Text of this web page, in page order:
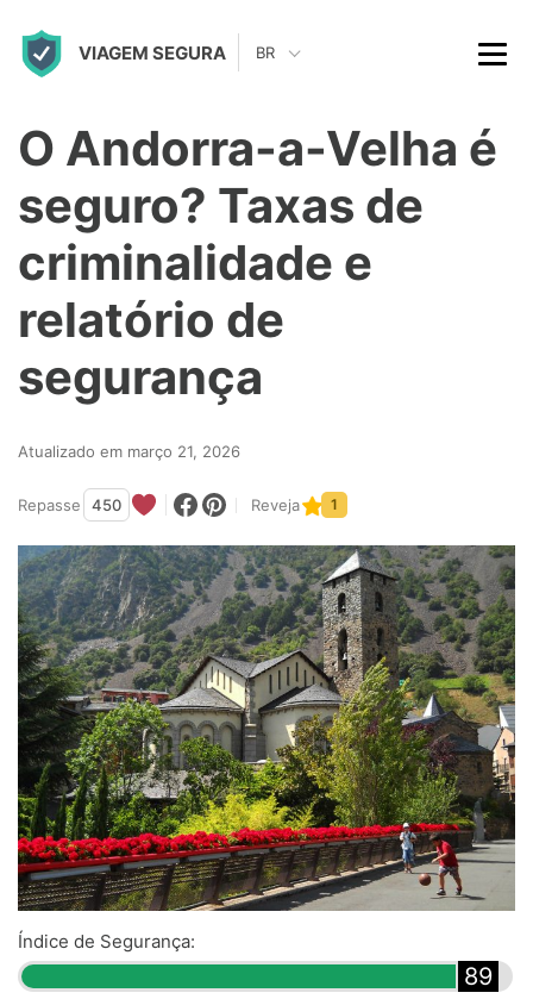
VIAGEM SEGURA BR
O Andorra-a-Velha é
seguro? Taxas de
criminalidade e
relatório de
segurança
Atualizado em março 21, 2026
Repasse 450 Reveja 1
Índice de Segurança:
89